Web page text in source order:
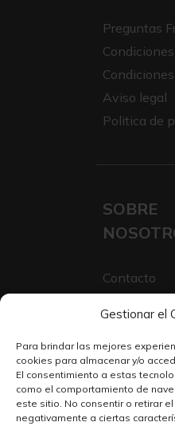
Gestionar el
Para brindar las mejores
cookies para almacenar y/o
El consentimiento a estas
como el comportamiento de
este sitio. No consentir o retirar
negativamente a ciertas
Preguntas
Aviso legal
Politica de
SOBRE
Contacto